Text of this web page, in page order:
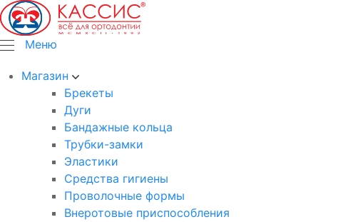
Меню
Магазин
Брекеты
Дуги
Бандажные кольца
Трубки-замки
Эластики
Средства гигиены
Проволочные формы
Внеротовые приспособления